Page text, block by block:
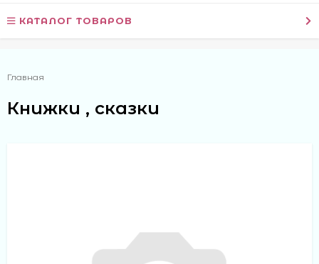
КАТАЛОГ ТОВАРОВ
Главная
Книжки , сказки